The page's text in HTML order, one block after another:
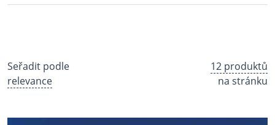
Seřadit podle
relevance
12 produktů
na stránku